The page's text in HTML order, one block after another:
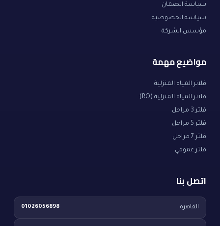
سياسة الضمان
سياسة الخصوصية
مؤسس الشركة
مواضيع مهمة
فلاتر المياه المنزلية
فلاتر المياه المنزلية (RO)
فلتر 3 مراحل
فلتر 5 مراحل
فلتر 7 مراحل
فلتر عمومي
اتصل بنا
القاهرة 01026056898